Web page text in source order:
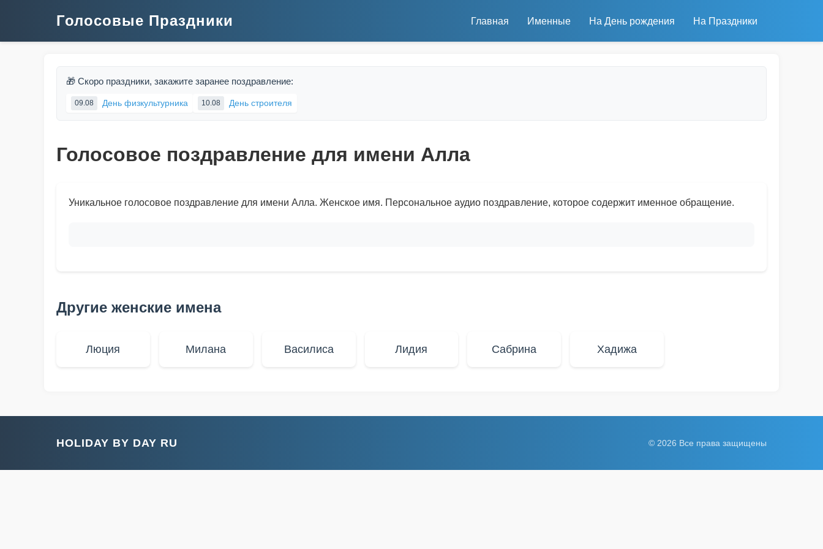
Голосовые Праздники Главная Именные На День рождения На Праздники
🎁 Скоро праздники, закажите заранее поздравление:
09.08 День физкультурника 10.08 День строителя
Голосовое поздравление для имени Алла
Уникальное голосовое поздравление для имени Алла. Женское имя. Персональное аудио поздравление, которое содержит именное обращение.
Другие женские имена
Люция Милана Василиса Лидия Сабрина Хадижа
HOLIDAY BY DAY RU © 2026 Все права защищены